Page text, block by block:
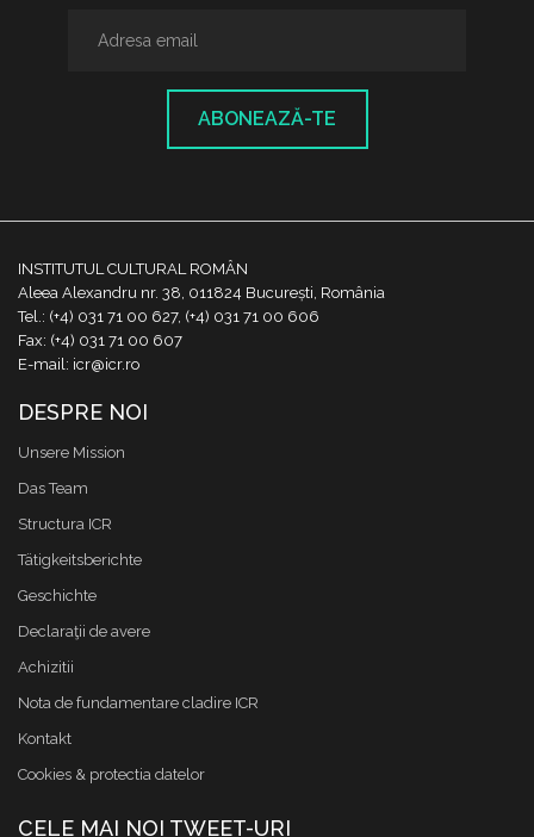
ABONEAZĂ-TE
INSTITUTUL CULTURAL ROMÂN
Aleea Alexandru nr. 38, 011824 București, România
Tel.: (+4) 031 71 00 627, (+4) 031 71 00 606
Fax: (+4) 031 71 00 607
E-mail: icr@icr.ro
DESPRE NOI
Unsere Mission
Das Team
Structura ICR
Tätigkeitsberichte
Geschichte
Declaraţii de avere
Achizitii
Nota de fundamentare cladire ICR
Kontakt
Cookies & protectia datelor
CELE MAI NOI TWEET-URI